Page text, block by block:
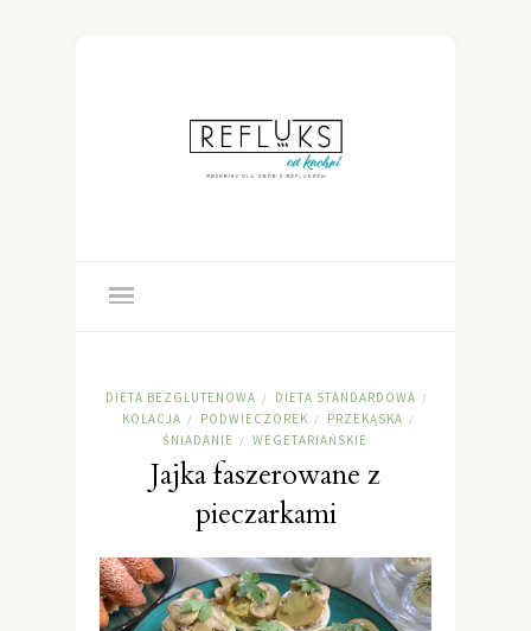
DIETA BEZGLUTENOWA / DIETA STANDARDOWA /
KOLACJA / PODWIECZOREK / PRZEKĄSKA /
ŚNIADANIE / WEGETARIAŃSKIE
Jajka faszerowane z
pieczarkami